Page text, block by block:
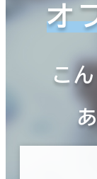
オ
こ